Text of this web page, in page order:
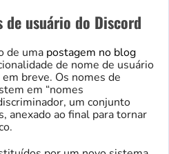
de usuário do Discord
de uma postagem no blog
de nome de usuário
breve. Os nomes de
em “nomes
um conjunto
anexado ao final para tornar